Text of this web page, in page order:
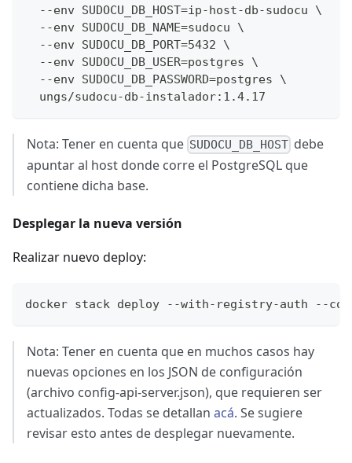
  --env SUDOCU_DB_HOST=ip-host-db-sudocu \
  --env SUDOCU_DB_NAME=sudocu \
  --env SUDOCU_DB_PORT=5432 \
  --env SUDOCU_DB_USER=postgres \
  --env SUDOCU_DB_PASSWORD=postgres \
  ungs/sudocu-db-instalador:1.4.17
Nota: Tener en cuenta que SUDOCU_DB_HOST debe
apuntar al host donde corre el PostgreSQL que
contiene dicha base.
Desplegar la nueva versión
Realizar nuevo deploy:
docker stack deploy --with-registry-auth --
Nota: Tener en cuenta que en muchos casos hay
nuevas opciones en los JSON de configuración
(archivo config-api-server.json), que requieren ser
actualizados. Todas se detallan acá. Se sugiere
revisar esto antes de desplegar nuevamente.